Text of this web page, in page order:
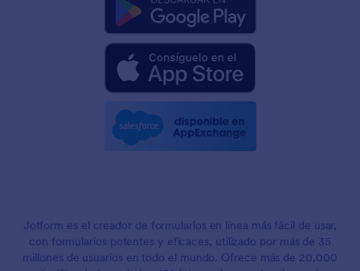
Jotform es el creador de formularios en línea más fácil de usar,
con formularios potentes y eficaces, utilizado por más de 35
millones de usuarios en todo el mundo. Ofrece más de 20,000